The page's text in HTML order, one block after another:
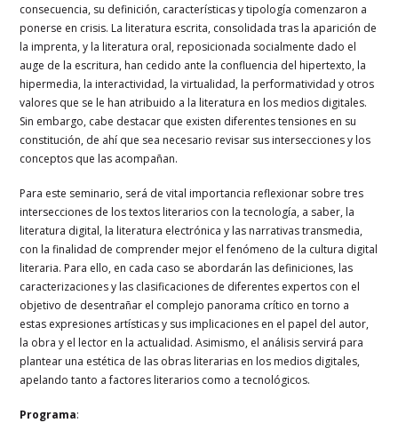
consecuencia, su definición, características y tipología comenzaron a
ponerse en crisis. La literatura escrita, consolidada tras la aparición de
la imprenta, y la literatura oral, reposicionada socialmente dado el
auge de la escritura, han cedido ante la confluencia del hipertexto, la
hipermedia, la interactividad, la virtualidad, la performatividad y otros
valores que se le han atribuido a la literatura en los medios digitales.
Sin embargo, cabe destacar que existen diferentes tensiones en su
constitución, de ahí que sea necesario revisar sus intersecciones y los
conceptos que las acompañan.
Para este seminario, será de vital importancia reflexionar sobre tres
intersecciones de los textos literarios con la tecnología, a saber, la
literatura digital, la literatura electrónica y las narrativas transmedia,
con la finalidad de comprender mejor el fenómeno de la cultura digital
literaria. Para ello, en cada caso se abordarán las definiciones, las
caracterizaciones y las clasificaciones de diferentes expertos con el
objetivo de desentrañar el complejo panorama crítico en torno a
estas expresiones artísticas y sus implicaciones en el papel del autor,
la obra y el lector en la actualidad. Asimismo, el análisis servirá para
plantear una estética de las obras literarias en los medios digitales,
apelando tanto a factores literarios como a tecnológicos.
Programa: